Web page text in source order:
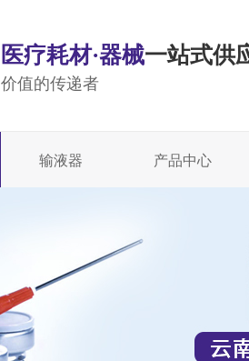
医疗耗材·器械一站式供
价值的传递者
输液器 产品中心